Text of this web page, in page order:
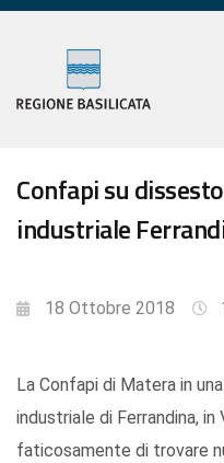
Confapi su
industriale
18 Ottobre 2018
La Confapi di Matera in
industriale di Ferrandina,
faticosamente di trovare